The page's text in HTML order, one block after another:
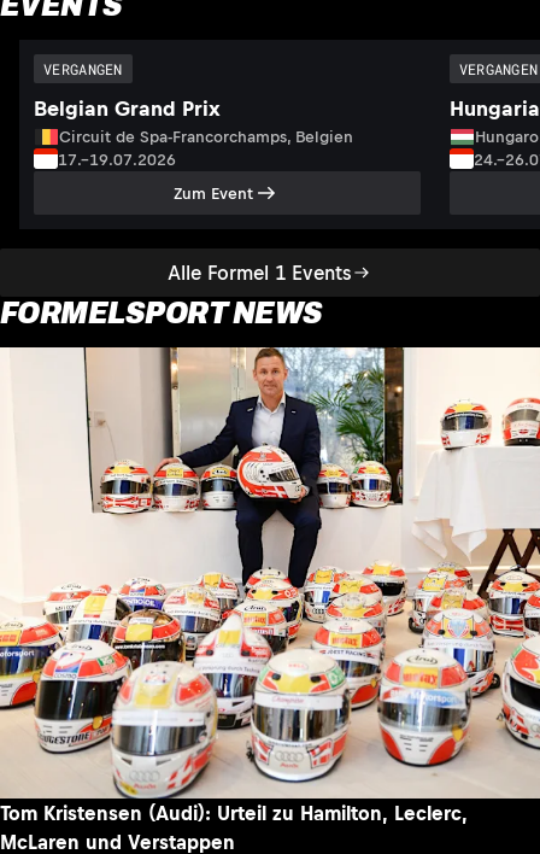
Alle Formel 1 Events
VERGANGEN
Belgian Grand Prix
Circuit de Spa-Francorchamps, Belgien
17.–19.07.2026
Zum Event
VERGANGEN
FORMELSPORT NEWS
Tom Kristensen (Audi): Urteil zu Hamilton, Leclerc,
McLaren und Verstappen